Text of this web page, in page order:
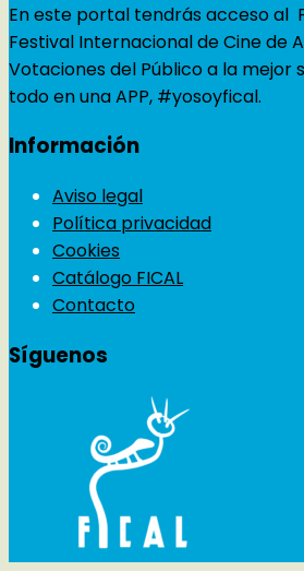
En este portal tendrás acceso al
Festival Internacional de Cine de
Votaciones del Público a la mejor
todo en una APP, #yosoyfical.
Información
Aviso legal
Política privacidad
Cookies
Catálogo FICAL
Contacto
Síguenos